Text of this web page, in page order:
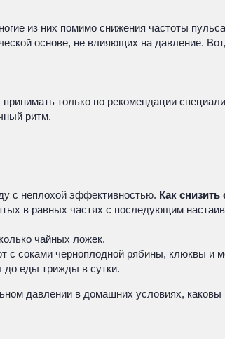
из них помимо снижения частоты
основе, не влияющих на давление.
только по рекомендации
ритм.
с неплохой эффективностью. Как
в равных частях с последующим
чайных ложек.
с соками черноплодной рябины, клюквы и
до еды трижды в сутки.
давлении в домашних условиях,